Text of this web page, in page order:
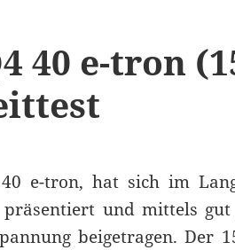
40 e-tron
e-tron, hat sich im
präsentiert und mittels
beigetragen. Der